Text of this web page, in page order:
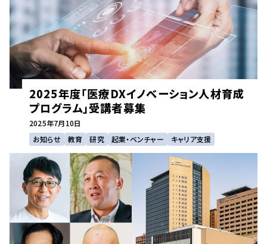
2025年度「医療DXイノベーション人材育成
プログラム」受講者募集
2025年7月10日
お知らせ
教育 研究 起業・ベンチャー キャリア支援